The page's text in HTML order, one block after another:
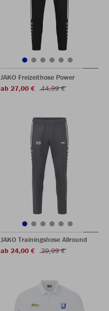
JAKO Freizeithose Power
ab 27,00 €
44,99 €
JAKO Trainingshose Allround
ab 24,00 €
39,99 €